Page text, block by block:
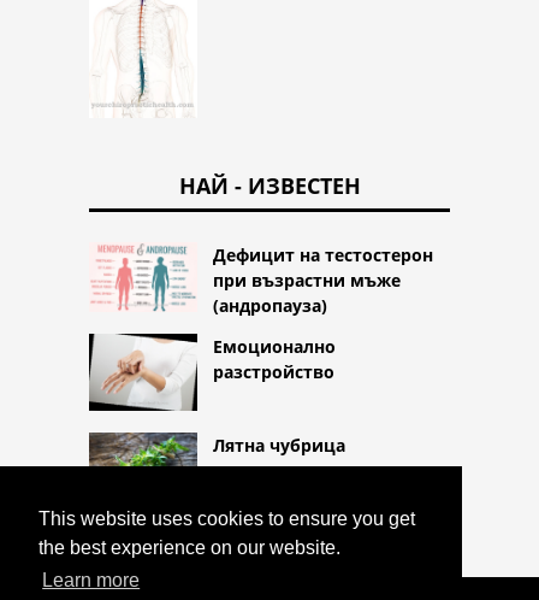
This website uses cookies to ensure you get
the best experience on our website.
Learn more
НАЙ - ИЗВЕСТЕН
Дефицит на тестостерон
при възрастни мъже
(андропауза)
Емоционално
разстройство
Лятна чубрица